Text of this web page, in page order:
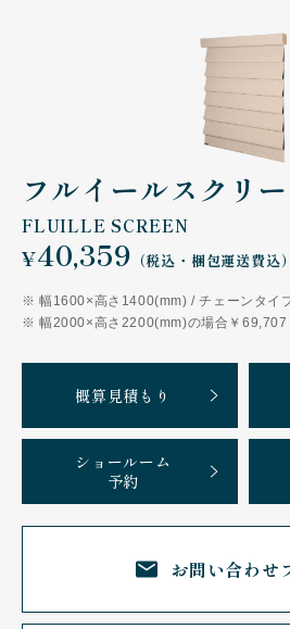
フルイールスクリ
FLUILLE SCREEN
¥40,359 （税込・梱包運送費込）
幅1600×高さ1400(mm) / チェーンタイ
幅2000×高さ2200(mm)の場合￥69,707
概算見積もり
ショールーム
予約
お問い合わせ